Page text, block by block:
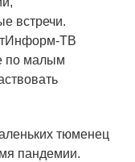
встречи.
ТВ
по малым
тюменец
пандемии.